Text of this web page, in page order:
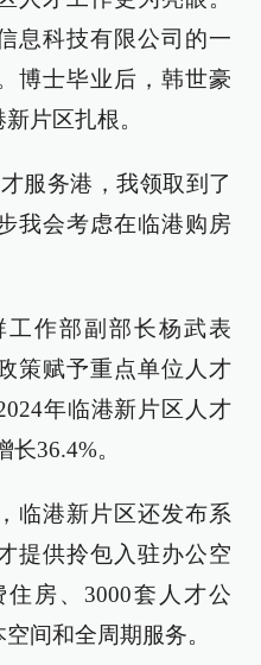
息科技有限公司的一
博士毕业后，韩世豪
片区扎根。
服务港，我领取到了
我会考虑在临港购房
作部副部长杨武表
策赋予重点单位人才
年临港新片区人才
36.4%。
临港新片区还发布系
提供拎包入驻办公空
房、3000套人才公
间和全周期服务。